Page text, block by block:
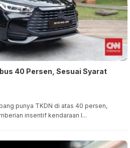
40 Persen, Sesuai Syarat
punya TKDN di atas 40 persen,
insentif kendaraan l...